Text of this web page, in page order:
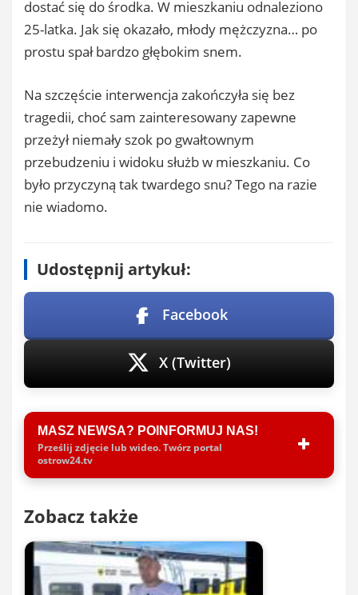
dostać się do środka. W mieszkaniu odnaleziono
25-latka. Jak się okazało, młody mężczyzna… po
prostu spał bardzo głębokim snem.
Na szczęście interwencja zakończyła się bez
tragedii, choć sam zainteresowany zapewne
przeżył niemały szok po gwałtownym
przebudzeniu i widoku służb w mieszkaniu. Co
było przyczyną tak twardego snu? Tego na razie
nie wiadomo.
Udostępnij artykuł:
Facebook
X (Twitter)
MASZ NEWSA? POINFORMUJ NAS!
Prześlij zdjęcie lub wideo. Twórz portal
ostrow24.tv
Zobacz także